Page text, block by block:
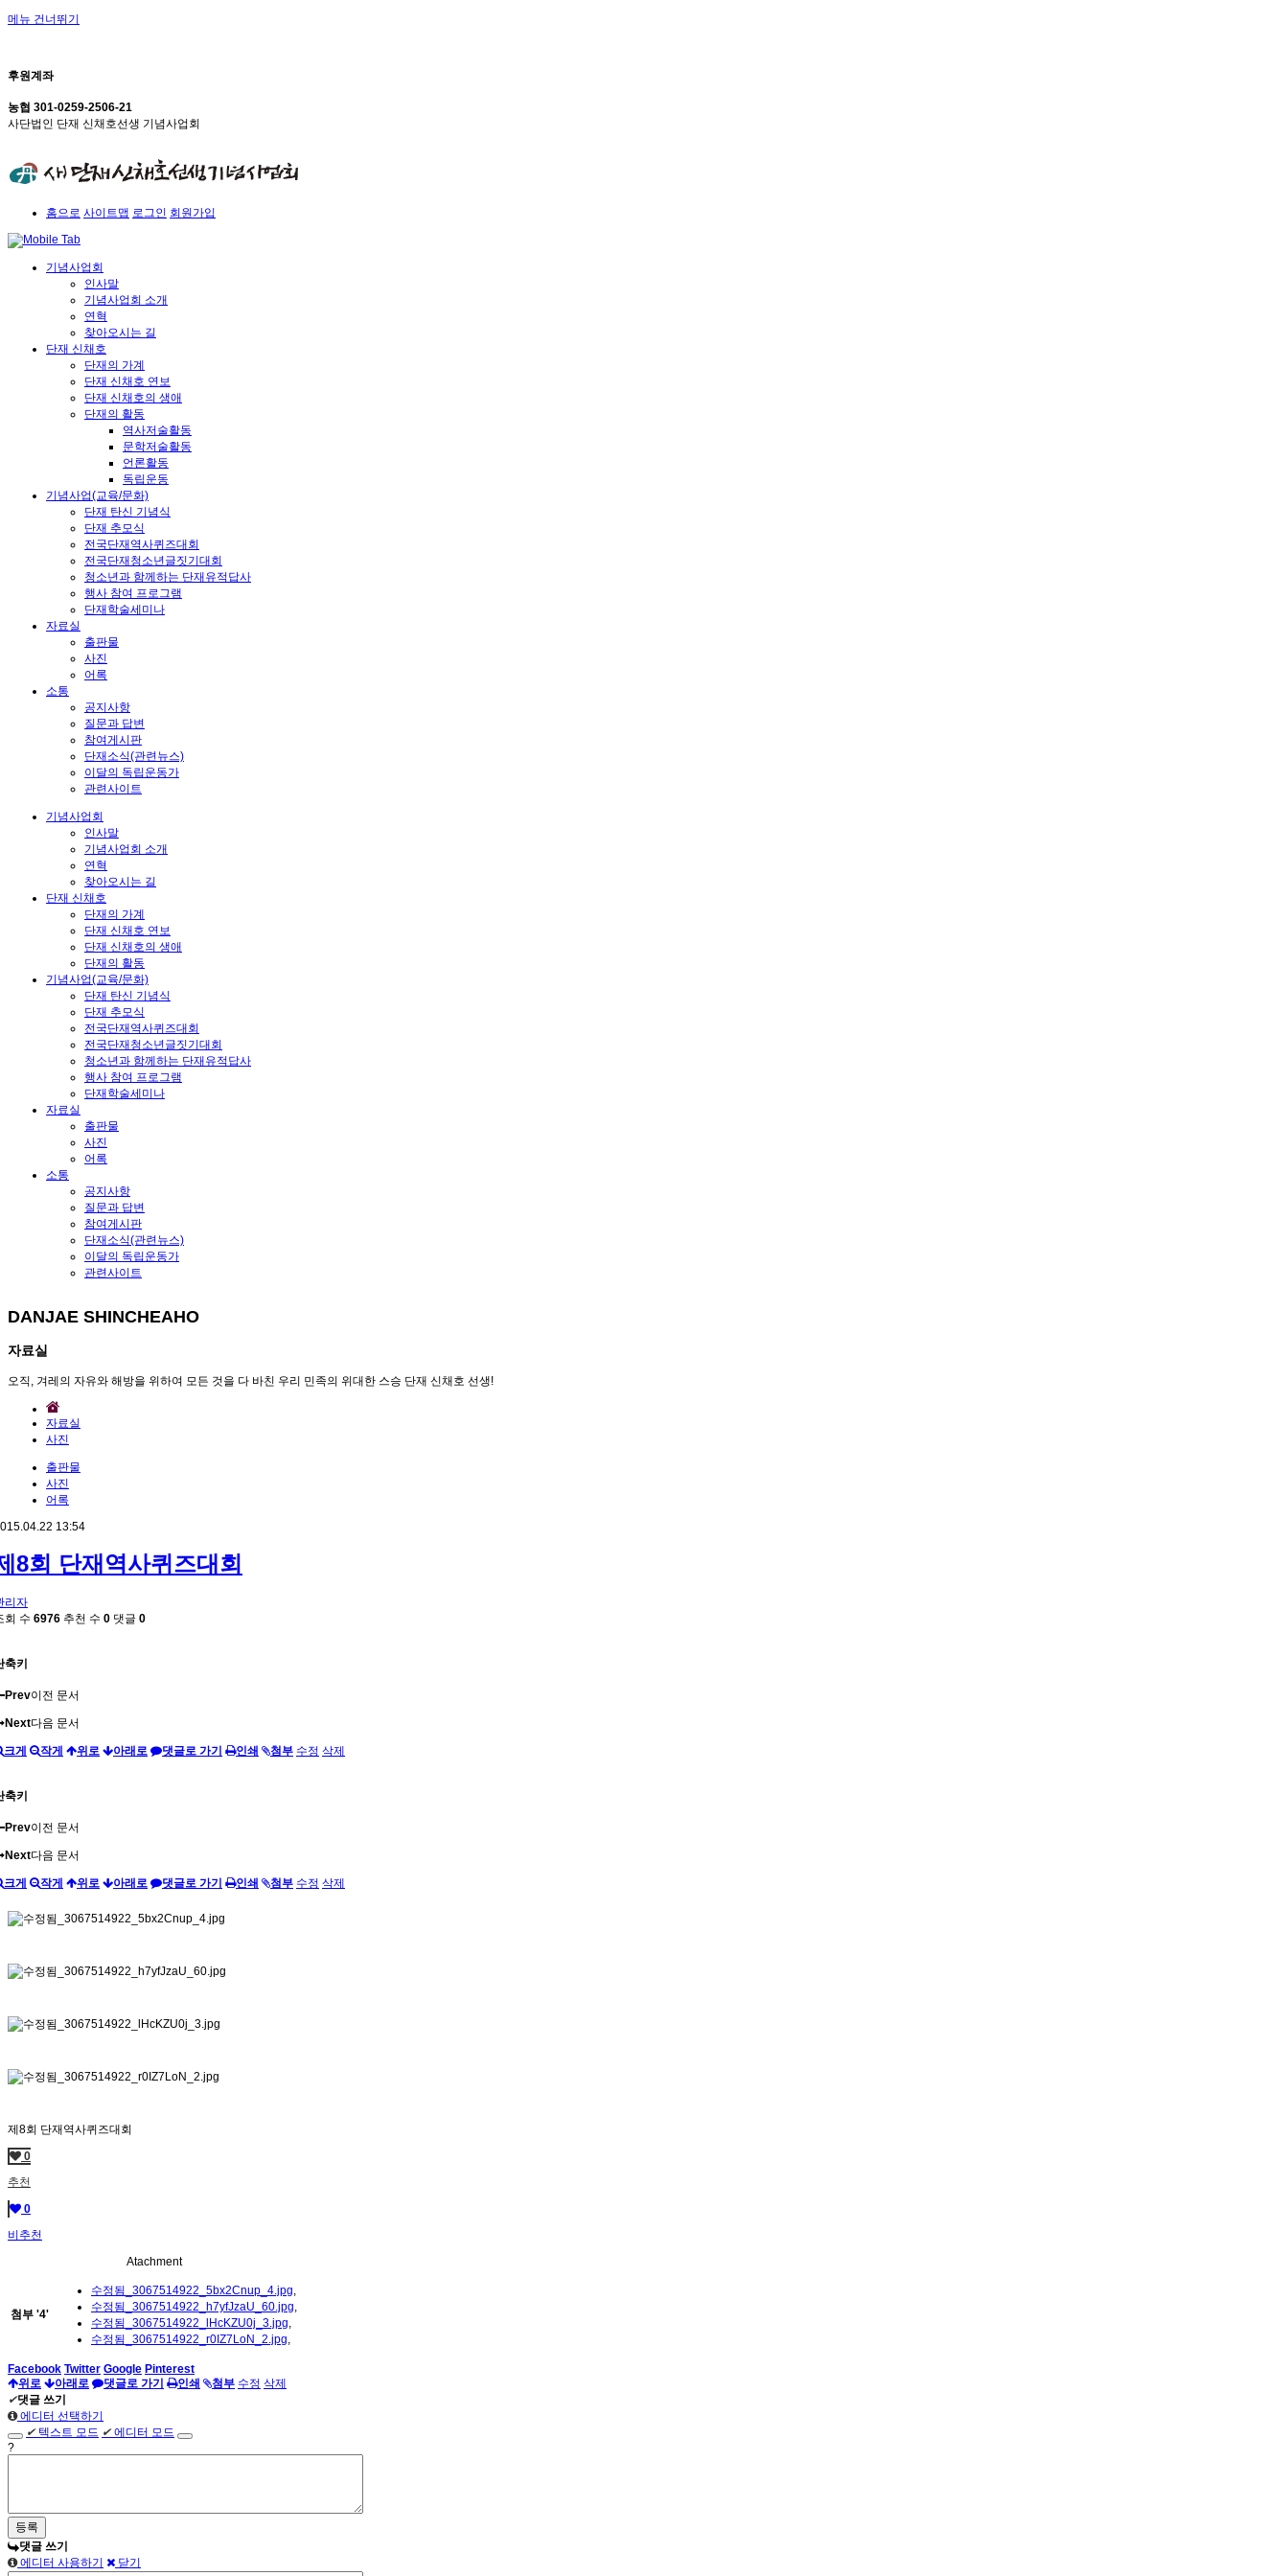
메뉴 건너뛰기
후원계좌
농협 301-0259-2506-21
사단법인 단재 신채호선생 기념사업회
홈으로 사이트맵 로그인 회원가입
기념사업회
인사말
기념사업회 소개
연혁
찾아오시는 길
단재 신채호
단재의 가계
단재 신채호 연보
단재 신채호의 생애
단재의 활동
역사저술활동
문학저술활동
언론활동
독립운동
기념사업(교육/문화)
단재 탄신 기념식
단재 추모식
전국단재역사퀴즈대회
전국단재청소년글짓기대회
청소년과 함께하는 단재유적답사
행사 참여 프로그램
단재학술세미나
자료실
출판물
사진
어록
소통
공지사항
질문과 답변
참여게시판
단재소식(관련뉴스)
이달의 독립운동가
관련사이트
기념사업회
인사말
기념사업회 소개
연혁
찾아오시는 길
단재 신채호
단재의 가계
단재 신채호 연보
단재 신채호의 생애
단재의 활동
기념사업(교육/문화)
단재 탄신 기념식
단재 추모식
전국단재역사퀴즈대회
전국단재청소년글짓기대회
청소년과 함께하는 단재유적답사
행사 참여 프로그램
단재학술세미나
자료실
출판물
사진
어록
소통
공지사항
질문과 답변
참여게시판
단재소식(관련뉴스)
이달의 독립운동가
관련사이트
DANJAE SHINCHEAHO
자료실
오직, 겨레의 자유와 해방을 위하여 모든 것을 다 바친 우리 민족의 위대한 스승 단재 신채호 선생!
자료실
사진
출판물
사진
어록
13:54
8회 단재역사퀴즈대회
리자
회 수 6976 추천 수 0 댓글 0
축키
Prev이전 문서
Next다음 문서
크게 작게 위로 아래로 댓글로 가기 인쇄 첨부 수정 삭제
축키
Prev이전 문서
Next다음 문서
크게 작게 위로 아래로 댓글로 가기 인쇄 첨부 수정 삭제
제8회 단재역사퀴즈대회
0
추천
0
비추천
Atachment
첨부 '4'
수정됨_3067514922_5bx2Cnup_4.jpg,
수정됨_3067514922_h7yfJzaU_60.jpg,
수정됨_3067514922_lHcKZU0j_3.jpg,
수정됨_3067514922_r0IZ7LoN_2.jpg,
Facebook Twitter Google Pinterest
위로
아래로 댓글로 가기 인쇄 첨부 수정 삭제
✔댓글 쓰기
에디터 선택하기
✔ 텍스트 모드 ✔에디터 모드
?
댓글 쓰기
에디터 사용하기
닫기